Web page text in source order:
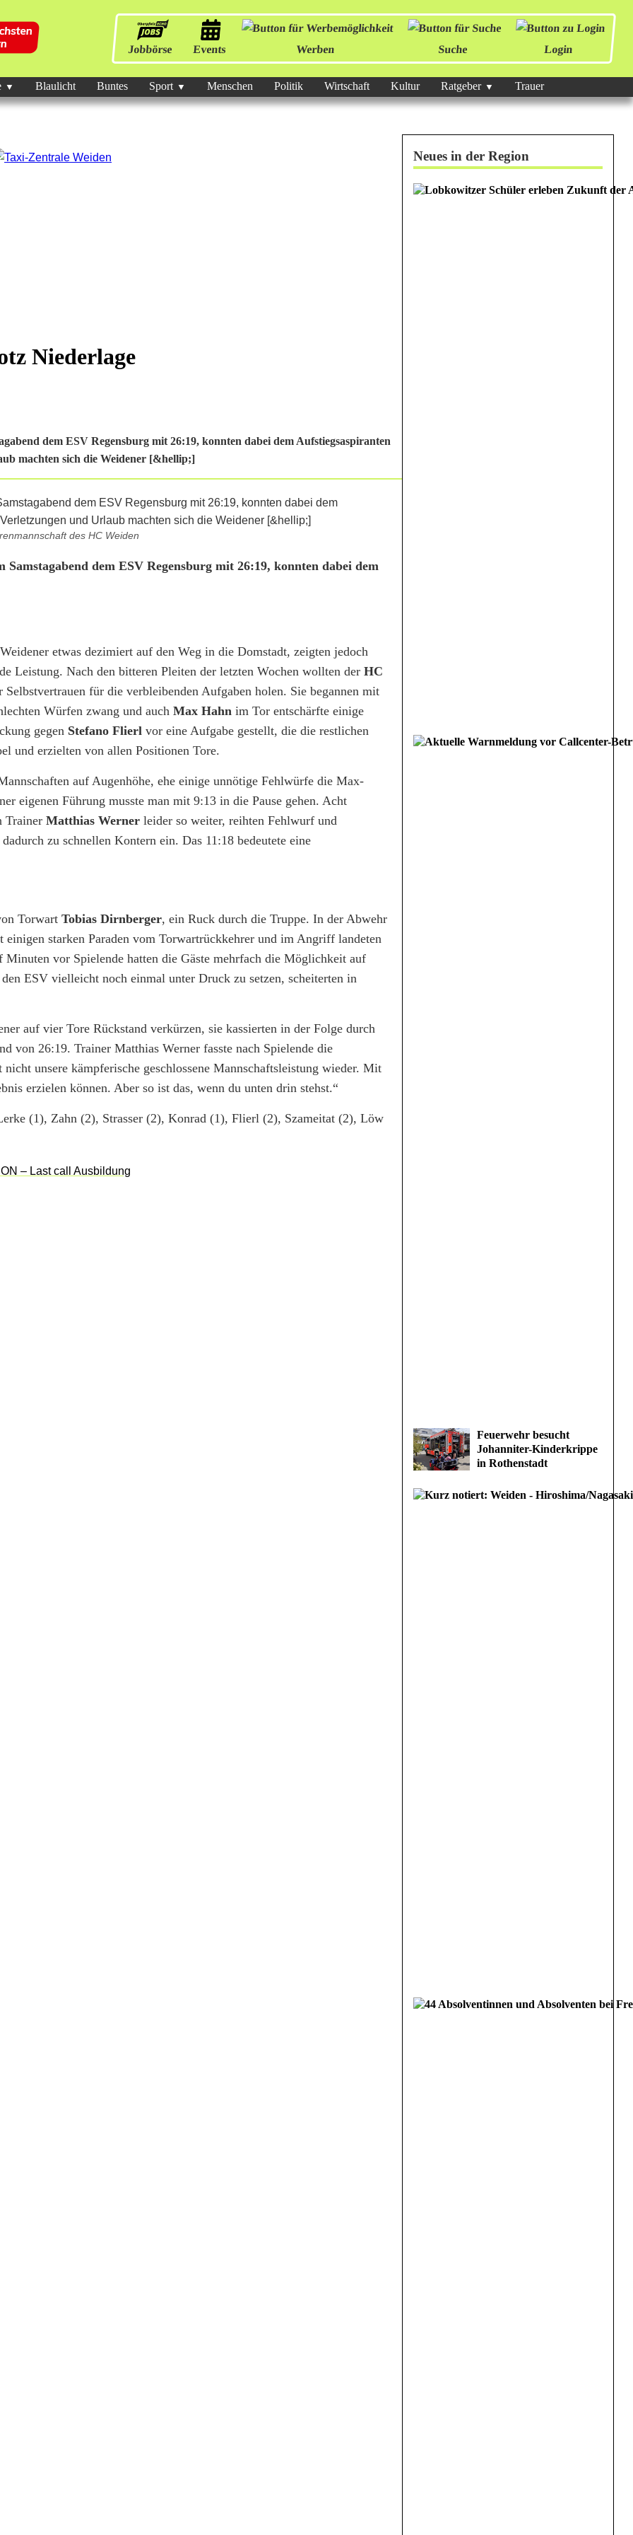
Jobbörse Events Werben Suche Login
Blaulicht Buntes Sport Menschen Politik Wirtschaft Kultur Ratgeber Trauer
Niederlage
dem ESV Regensburg mit 26:19, konnten dabei dem Aufstiegsaspiranten
machten sich die Weidener [&hellip;]
des HC Weiden
dem ESV Regensburg mit 26:19, konnten dabei dem
etwas dezimiert auf den Weg in die Domstadt, zeigten jedoch
Leistung. Nach den bitteren Pleiten der letzten Wochen wollten der HC
für die verbleibenden Aufgaben holen. Sie begannen mit
Würfen zwang und auch Max Hahn im Tor entschärfte einige
gegen Stefano Flierl vor eine Aufgabe gestellt, die die restlichen
und erzielten von allen Positionen Tore.
auf Augenhöhe, ehe einige unnötige Fehlwürfe die Max-
eigenen Führung musste man mit 9:13 in die Pause gehen. Acht
Trainer Matthias Werner leider so weiter, reihten Fehlwurf und
zu schnellen Kontern ein. Das 11:18 bedeutete eine
Torwart Tobias Dirnberger, ein Ruck durch die Truppe. In der Abwehr
starken Paraden vom Torwartrückkehrer und im Angriff landeten
vor Spielende hatten die Gäste mehrfach die Möglichkeit auf
ESV vielleicht noch einmal unter Druck zu setzen, scheiterten in
auf vier Tore Rückstand verkürzen, sie kassierten in der Folge durch
von 26:19. Trainer Matthias Werner fasste nach Spielende die
unsere kämpferische geschlossene Mannschaftsleistung wieder. Mit
erzielen können. Aber so ist das, wenn du unten drin stehst.“
(1), Zahn (2), Strasser (2), Konrad (1), Flierl (2), Szameitat (2), Löw
Neues in der Region
Feuerwehr besucht
Johanniter-Kinderkrippe
in Rothenstadt